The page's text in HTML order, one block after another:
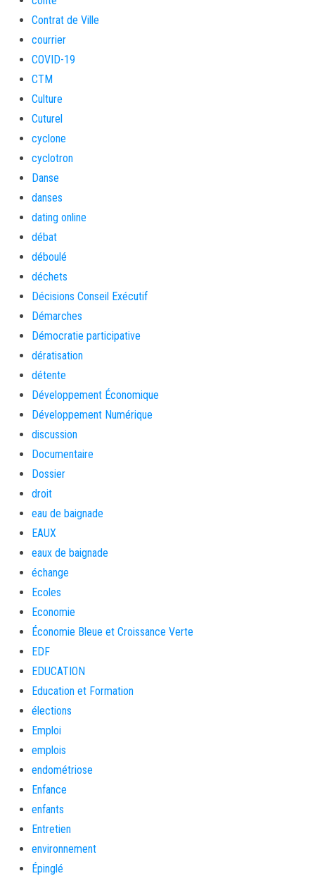
Contrat de Ville
courrier
COVID-19
CTM
Culture
Cuturel
cyclone
cyclotron
Danse
danses
dating online
débat
déboulé
déchets
Décisions Conseil Exécutif
Démarches
Démocratie participative
dératisation
détente
Développement Économique
Développement Numérique
discussion
Documentaire
Dossier
droit
eau de baignade
EAUX
eaux de baignade
échange
Ecoles
Economie
Économie Bleue et Croissance Verte
EDF
EDUCATION
Education et Formation
élections
Emploi
emplois
endométriose
Enfance
enfants
Entretien
environnement
Épinglé